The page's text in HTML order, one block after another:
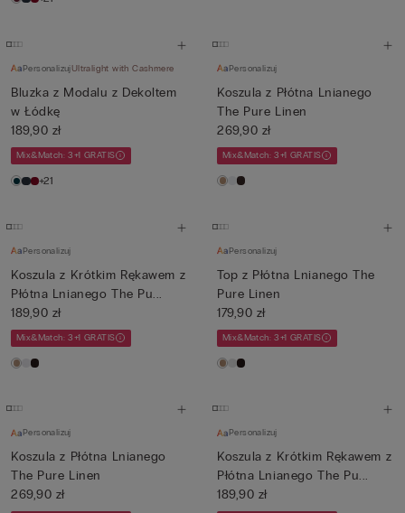
PersonalizujUltralight with Cashmere
Bluzka z Modalu z Dekoltem
w Łódkę
189,90 zł
Mix&Match: 3+1 GRATIS
+21
Personalizuj
Koszula z Płótna Lnianego
The Pure Linen
269,90 zł
Mix&Match: 3+1 GRATIS
Personalizuj
Koszula z Krótkim Rękawem z
Płótna Lnianego The Pu...
189,90 zł
Mix&Match: 3+1 GRATIS
Personalizuj
Top z Płótna Lnianego The
Pure Linen
179,90 zł
Mix&Match: 3+1 GRATIS
Personalizuj
Koszula z Płótna Lnianego
The Pure Linen
269,90 zł
Personalizuj
Koszula z Krótkim Rękawem z
Płótna Lnianego The Pu...
189,90 zł